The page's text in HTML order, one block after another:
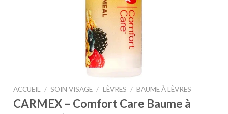
ACCUEIL / SOIN VISAGE / LÈVRES / BAUME À LÈVRES
CARMEX – Comfort Care Baume à